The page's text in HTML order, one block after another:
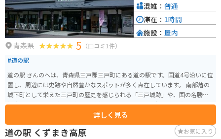
ムや壁一面に作品のワンシーンが描かれたウォールアートなど、フォトスポ
ットがたくさんあります。 子供だけではなく、大人も楽しめるスポットで
す。
青森県 5 （口コミ1件）
#道の駅
道の駅 さんのへは、青森県三戸郡三戸町にある道の駅です。国道4号沿いに位
置し、周辺には史跡や自然豊かなスポットが多く点在しています。 南部藩の
城下町として栄えた三戸町の歴史を感じられる「三戸城跡」や、国の名勝に
指定されている景勝地「奥入瀬渓流」へのアクセスも良好です。道の駅に
は、地元の特産品を販売するショップやレストランがあり、新鮮な野菜や果
物、加工品などを購入できます。特に、りんごやニンニクなど、青森県産の食
材を使った商品が人気です。 バイクで訪れる際は、道の駅の駐車場にバイク
詳しく見る
混雑： 普通
滞在： 1時間
施設： 屋内
道の駅 くずまき高原 お気に入り